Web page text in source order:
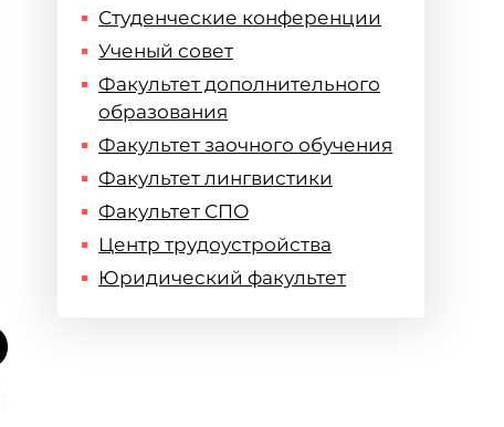
Студенческие конференции
Ученый совет
Факультет дополнительного
образования
Факультет заочного обучения
Факультет лингвистики
Факультет СПО
Центр трудоустройства
Юридический факультет